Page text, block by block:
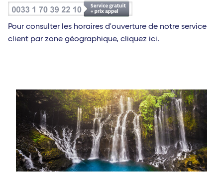
Pour consulter les horaires d'ouverture de notre service
client par zone géographique, cliquez ici.